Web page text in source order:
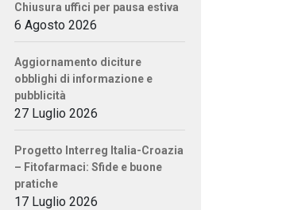
Chiusura uffici per pausa estiva
6 Agosto 2026
Aggiornamento diciture
obblighi di informazione e
pubblicità
27 Luglio 2026
Progetto Interreg Italia-Croazia
– Fitofarmaci: Sfide e buone
pratiche
17 Luglio 2026